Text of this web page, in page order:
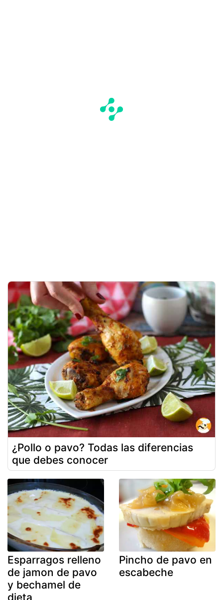
¿Pollo o pavo? Todas las diferencias
que debes conocer
Esparragos relleno
de jamon de pavo
y bechamel de
dieta
Pincho de pavo en
escabeche